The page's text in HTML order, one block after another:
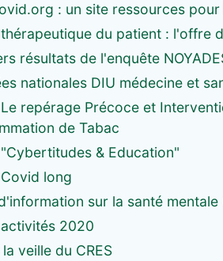
: un site ressources pour
du patient : l'offre
résultats de l'enquête
nationales DIU médecine et
repérage Précoce et
de Tabac
& Education"
long
sur la santé mentale
2020
veille du CRES